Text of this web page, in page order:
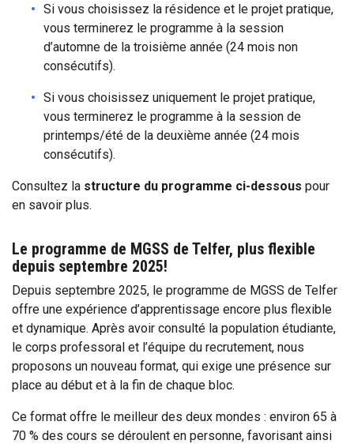
Si vous choisissez la résidence et le projet pratique,
vous terminerez le programme à la session
d’automne de la troisième année (24 mois non
consécutifs).
Si vous choisissez uniquement le projet pratique,
vous terminerez le programme à la session de
printemps/été de la deuxième année (24 mois
consécutifs).
Consultez la structure du programme ci-dessous pour
en savoir plus.
Le programme de MGSS de Telfer, plus flexible
depuis septembre 2025!
Depuis septembre 2025, le programme de MGSS de Telfer
offre une expérience d’apprentissage encore plus flexible
et dynamique. Après avoir consulté la population étudiante,
le corps professoral et l’équipe du recrutement, nous
proposons un nouveau format, qui exige une présence sur
place au début et à la fin de chaque bloc.
Ce format offre le meilleur des deux mondes : environ 65 à
70 % des cours se déroulent en personne, favorisant ainsi